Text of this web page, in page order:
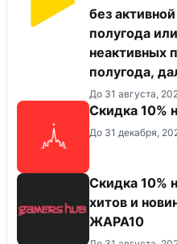
без
полугода
неактивных
полугода,
До 31 августа,
Скидка 10%
До 31 декабря,
Скидка 10%
хитов и
ЖАРА10